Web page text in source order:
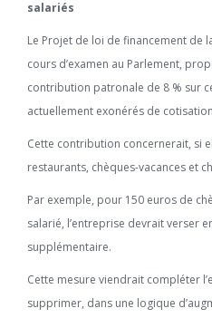
salariés
Le Projet de loi de financement de
cours d’examen au Parlement,
contribution patronale de 8 % sur
actuellement exonérés de
Cette contribution concernerait, si
restaurants, chèques-vacances et
Par exemple, pour 150 euros de
salarié, l’entreprise devrait verser
supplémentaire.
Cette mesure viendrait compléter
supprimer, dans une logique